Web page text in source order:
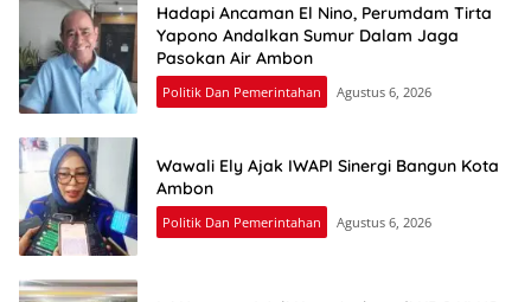
Hadapi Ancaman El Nino, Perumdam Tirta
Yapono Andalkan Sumur Dalam Jaga
Pasokan Air Ambon
Politik Dan Pemerintahan Agustus 6, 2026
Wawali Ely Ajak IWAPI Sinergi Bangun Kota
Ambon
Politik Dan Pemerintahan Agustus 6, 2026